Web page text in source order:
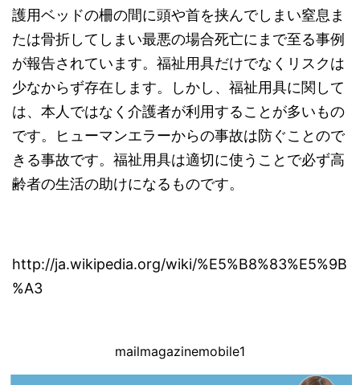
護用ベッドの柵の間に頭や首を挟んでしまい窒息ま
たは骨折してしまい最悪の場合死亡にまで至る事例
が報告されています。福祉用具だけでなくリスクは
少なからず存在します。しかし、福祉用具に関して
は、本人ではなく介護者が利用することが多いもの
です。ヒューマンエラーからの事故は防ぐことので
きる事故です。福祉用具は適切に使うことで必ず高
齢者の生活の助けになるものです。
http://ja.wikipedia.org/wiki/%E5%B8%83%E5%9B
%A3
mailmagazinemobile1